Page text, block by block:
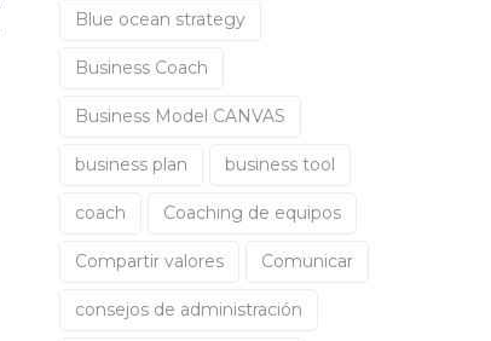
Blue ocean strategy
Business Coach
Business Model CANVAS
business plan business tool
coach Coaching de equipos
Compartir valores Comunicar
consejos de administración